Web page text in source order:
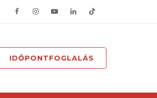
IDŐPONTFOGLALÁS